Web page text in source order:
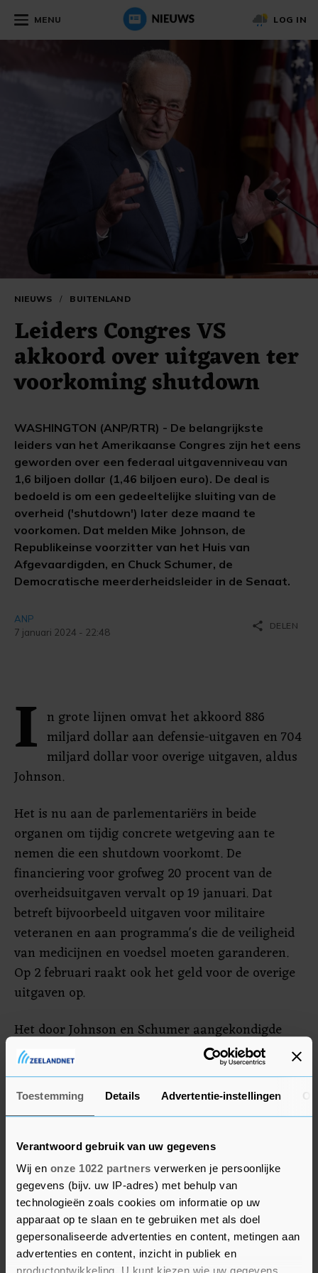
Toestemming Details Advertentie-instellingen
Verantwoord gebruik van uw gegevens
Wij en onze 1022 partners verwerken je persoonlijke
gegevens (bijv. uw IP-adres) met behulp van
technologieën zoals cookies om informatie op uw
apparaat op te slaan en te gebruiken met als doel
gepersonaliseerde advertenties en content, metingen aan
advertenties en content, inzicht in publiek en
MENU LOG IN
NIEUWS / BUITENLAND
Leiders Congres VS
akkoord over uitgaven ter
voorkoming shutdown
WASHINGTON (ANP/RTR) - De belangrijkste
leiders van het Amerikaanse Congres zijn het eens
geworden over een federaal uitgavenniveau van
1,6 biljoen dollar (1,46 biljoen euro). De deal is
bedoeld is om een ​​gedeeltelijke sluiting van de
overheid ('shutdown') later deze maand te
voorkomen. Dat melden Mike Johnson, de
Republikeinse voorzitter van het Huis van
Afgevaardigden, en Chuck Schumer, de
Democratische meerderheidsleider in de Senaat.
ANP
7 januari 2024 - 22:48
share DELEN
I n grote lijnen omvat het akkoord 886
miljard dollar aan defensie-uitgaven en 704
miljard dollar voor overige uitgaven, aldus
Johnson.
Het is nu aan de parlementariërs in beide
organen om tijdig concrete wetgeving aan te
nemen die een shutdown voorkomt. De
financiering voor grofweg 20 procent van de
overheidsuitgaven vervalt op 19 januari. Dat
betreft bijvoorbeeld uitgaven voor militaire
veteranen en aan programma's die de veiligheid
van medicijnen en voedsel moeten garanderen.
Op 2 februari raakt ook het geld voor de overige
uitgaven op.
Het door Johnson en Schumer aangekondigde
akkoord zal vrijwel zeker op heftige tegenstand
stuiten van de rechtse vleugel van de
Republikeinen in het Huis, schrijft The New York
Times. Zij hopen op scherpe bezuinigingen.